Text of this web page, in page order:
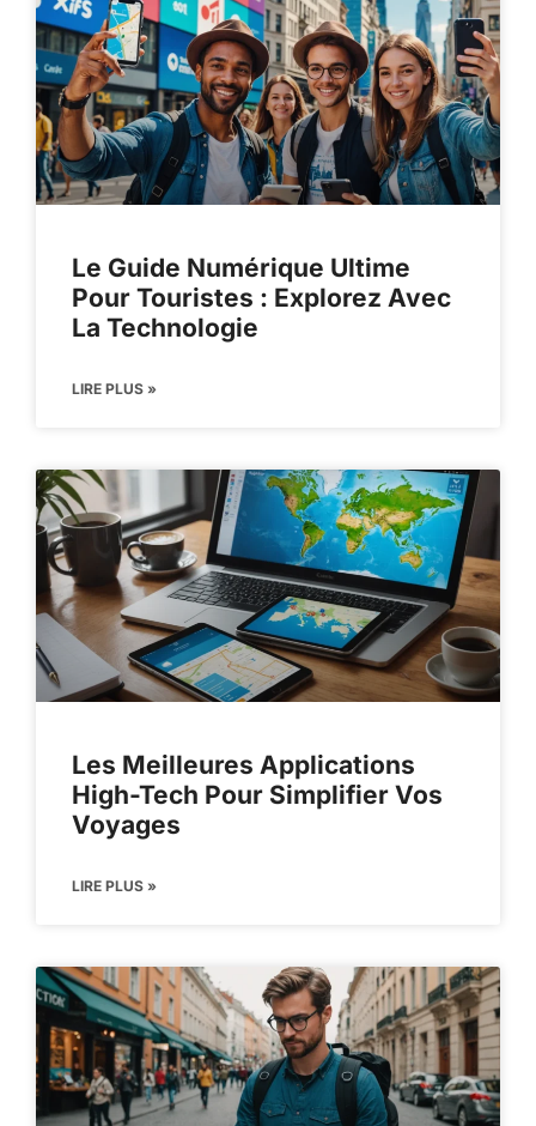
Le Guide Numérique Ultime
Pour Touristes : Explorez Avec
La Technologie
LIRE PLUS »
Les Meilleures Applications
High-Tech Pour Simplifier Vos
Voyages
LIRE PLUS »